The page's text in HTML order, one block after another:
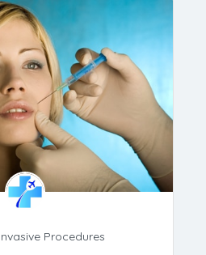
Procedures